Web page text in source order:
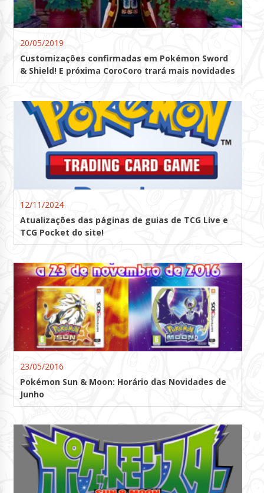
20/05/2019
Customizações confirmadas em Pokémon Sword
& Shield! E próxima CoroCoro trará mais novidades
12/11/2024
Atualizações das páginas de guias de TCG Live e
TCG Pocket do site!
23/05/2016
Pokémon Sun & Moon: Horário das Novidades de
Junho